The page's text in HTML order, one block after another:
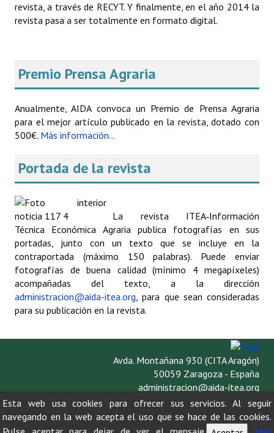
revista, a través de RECYT. Y finalmente, en el año 2014 la
revista pasa a ser totalmente en formato digital.
Premio Prensa Agraria
Anualmente, AIDA convoca un Premio de Prensa Agraria
para el mejor artículo publicado en la revista, dotado con
500€. Más información...
Portada de la revista
La revista ITEA‑Información
Técnica Económica Agraria publica fotografías en sus
portadas, junto con un texto que se incluye en la
contraportada (máximo 150 palabras). Puede enviar
fotografías de buena calidad (mínimo 4 megapíxeles)
acompañadas del texto, a la dirección
administracion@aida-itea.org, para que sean consideradas
para su publicación en la revista.
Avda. Montañana 930 (CITA Aragón)
50059 Zaragoza - España
administracion@aida-itea.org
976 716 305
Esta web usa cookies para ofrecer sus servicios. Al seguir
navegando en la web acepta el uso que se hace de las cookies.